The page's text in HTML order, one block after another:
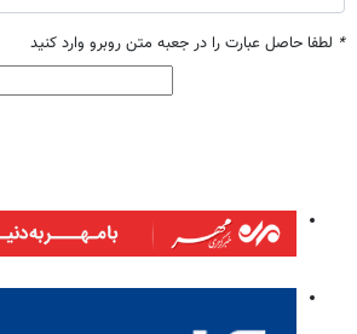
* لطفا حاصل عبارت را در جعبه متن روبرو وارد کنید